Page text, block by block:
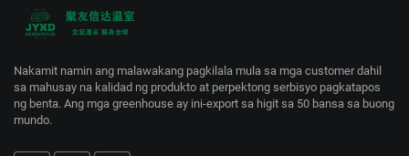
Nakamit namin ang malawakang pagkilala mula sa mga customer dahil
sa mahusay na kalidad ng produkto at perpektong serbisyo pagkatapos
ng benta. Ang mga greenhouse ay ini-export sa higit sa 50 bansa sa buong
mundo.